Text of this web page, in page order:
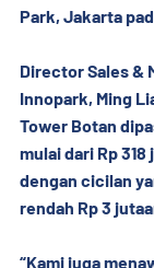
Park, Jakarta
Director Sales &
Innopark, Ming
Tower Botan
mulai dari Rp
dengan cicilan
rendah Rp 3
“Kami juga